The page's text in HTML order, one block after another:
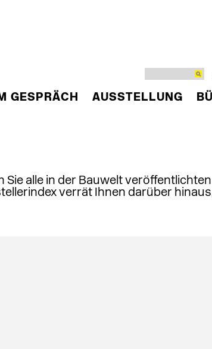
GESPRÄCH AUSSTELLUNG
alle in der Bauwelt veröffentlichten
verrät Ihnen darüber